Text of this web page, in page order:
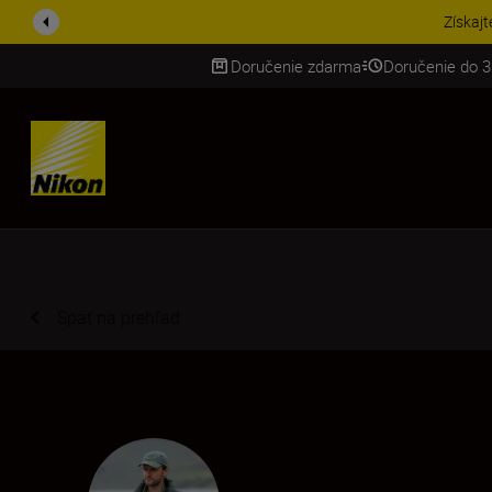
UŠETRI NA
Doručenie zdarma Doručenie do
SKIP